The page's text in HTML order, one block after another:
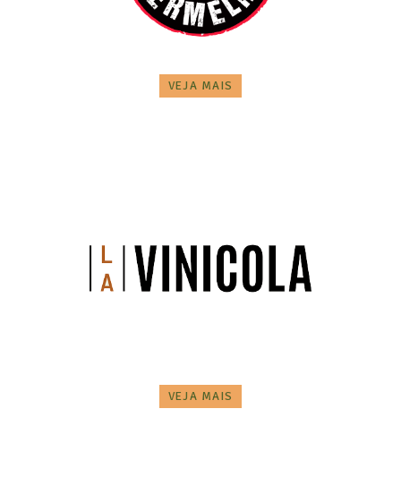
VEJA MAIS
VEJA MAIS